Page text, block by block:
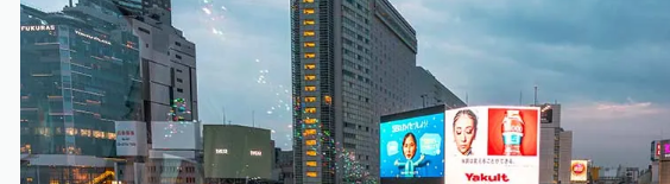
7. Ueno-Park
8. Akihabara
9. Sensō-ji-Tempel
10. Tsukiji Outer Market
11. Odaiba & Rainbow Bridge
12. Roppongi Hills Mori Tower